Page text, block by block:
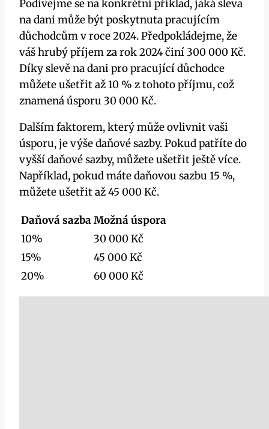
Podívejme se na konkrétní příklad, jaká sleva
na dani může být poskytnuta pracujícím
důchodcům v roce 2024. Předpokládejme, že
váš hrubý příjem za rok 2024 činí 300 000 Kč.
Díky slevě na dani pro pracující důchodce
můžete ušetřit až 10 % z tohoto příjmu, což
znamená úsporu 30 000 Kč.
Dalším faktorem, který může ovlivnit vaši
úsporu, je výše daňové sazby. Pokud patříte do
vyšší daňové sazby, můžete ušetřit ještě více.
Například, pokud máte daňovou sazbu 15 %,
můžete ušetřit až 45 000 Kč.
Daňová sazbaMožná úspora
10%
30 000 Kč
15%
45 000 Kč
20%
60 000 Kč